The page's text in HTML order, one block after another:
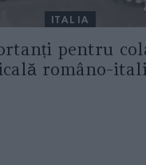
ITALIA
pentru
româno-